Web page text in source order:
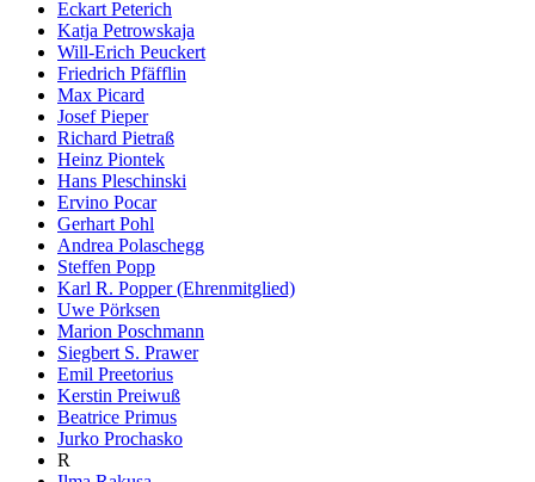
Eckart Peterich
Katja Petrowskaja
Will-Erich Peuckert
Friedrich Pfäfflin
Max Picard
Josef Pieper
Richard Pietraß
Heinz Piontek
Hans Pleschinski
Ervino Pocar
Gerhart Pohl
Andrea Polaschegg
Steffen Popp
Karl R. Popper (Ehrenmitglied)
Uwe Pörksen
Marion Poschmann
Siegbert S. Prawer
Emil Preetorius
Kerstin Preiwuß
Beatrice Primus
Jurko Prochasko
R